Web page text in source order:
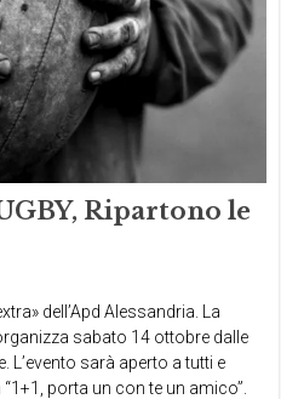
Ripartono le
dell’Apd Alessandria. La
sabato 14 ottobre dalle
L’evento sarà aperto a tutti e
porta un con te un amico”.